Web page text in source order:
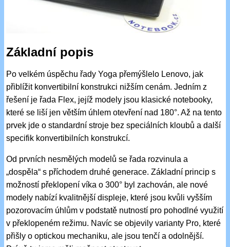
Základní popis
Po velkém úspěchu řady Yoga přemýšlelo Lenovo, jak
přiblížit konvertibilní konstrukci nižším cenám. Jedním z
řešení je řada Flex, jejíž modely jsou klasické notebooky,
které se liší jen větším úhlem otevření nad 180°. Až na tento
prvek jde o standardní stroje bez speciálních kloubů a další
specifik konvertibilních konstrukcí.
Od prvních nesmělých modelů se řada rozvinula a
„dospěla“ s příchodem druhé generace. Základní princip s
možností překlopení víka o 300° byl zachován, ale nové
modely nabízí kvalitnější displeje, které jsou kvůli vyšším
pozorovacím úhlům v podstatě nutností pro pohodlné využití
v překlopeném režimu. Navíc se objevily varianty Pro, které
přišly o optickou mechaniku, ale jsou tenčí a odolnější.